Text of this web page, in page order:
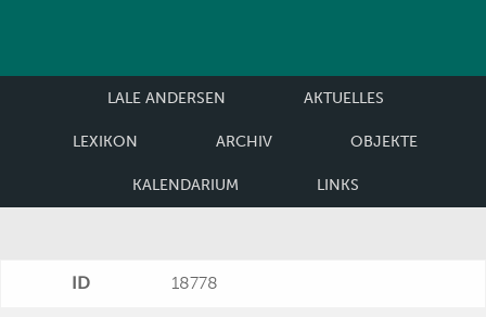
LALE ANDERSEN AKTUELLES
LEXIKON ARCHIV OBJEKTE
KALENDARIUM LINKS
ID 18778